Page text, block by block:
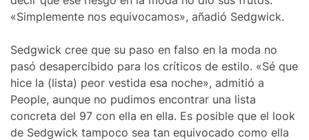
«Simplemente nos equivocamos», añadió Sedgwick.
Sedgwick cree que su paso en falso en la moda no
pasó desapercibido para los críticos de estilo. «Sé que
hice la (lista) peor vestida esa noche», admitió a
People, aunque no pudimos encontrar una lista
concreta del 97 con ella en ella. Es posible que el look
de Sedgwick tampoco sea tan equivocado como ella